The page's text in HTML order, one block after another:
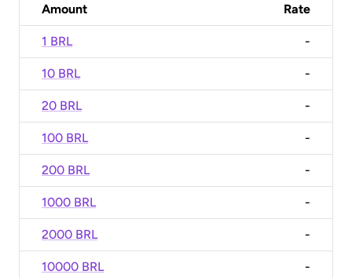
Amount Rate
1 BRL -
10 BRL -
20 BRL -
100 BRL -
200 BRL -
1000 BRL -
2000 BRL -
10000 BRL -